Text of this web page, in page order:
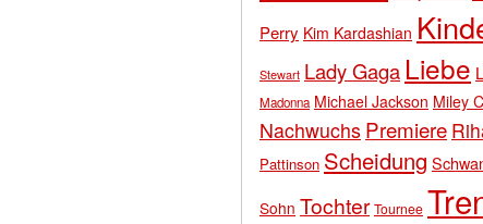
Perry Kim Kardashian
Stewart Lady Gaga Liebe
Madonna Michael Jackson Miley
Nachwuchs Premiere
Pattinson Scheidung
Sohn Tochter Tournee